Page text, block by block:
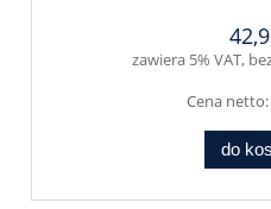
zawiera 5% VAT,
Cena netto:
do